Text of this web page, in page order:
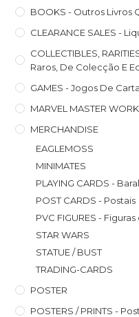
BOOKS - Outros Livros
CLEARANCE SALES -
COLLECTIBLES,
Raros, De Colecção E
GAMES - Jogos De
MARVEL MASTER
MERCHANDISE
EAGLEMOSS
MINIMATES
PLAYING CARDS -
POST CARDS - Postais
PVC FIGURES -
STAR WARS
STATUE / BUST
TRADING-CARDS
POSTER
POSTERS / PRINTS -